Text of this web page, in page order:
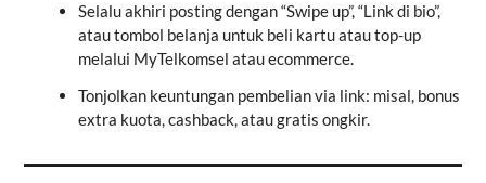
Selalu akhiri posting dengan “Swipe up”, “Link di bio”,
atau tombol belanja untuk beli kartu atau top-up
melalui MyTelkomsel atau ecommerce.
Tonjolkan keuntungan pembelian via link: misal, bonus
extra kuota, cashback, atau gratis ongkir.